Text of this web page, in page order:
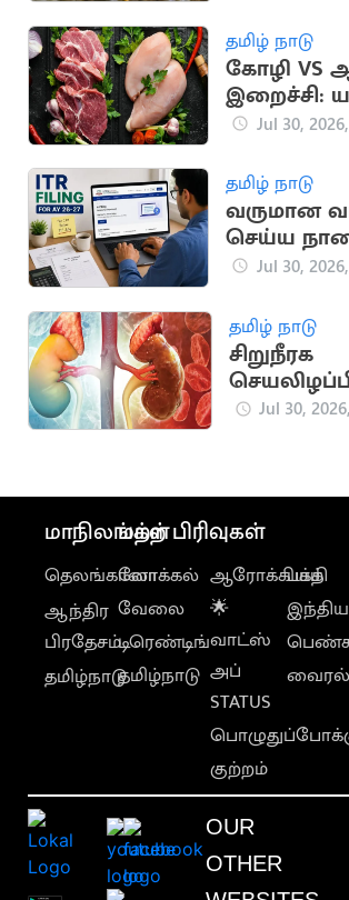
தமிழ் நாடு
கோழி VS
இறைச்சி:
எந்தJul 30,
தமிழ் நாடு
வருமான
செய்ய
31) கடைசி
Jul 30,
தமிழ் நாடு
சிறுநீரக
ஆபத்தான
Jul 30,
மாநிலங்கள்
தெலங்கானா
ஆந்திர
பிரதேசம்
தமிழ்நாடு
மற்ற பிரிவுகள்
லோக்கல்
வேலை
டிரெண்டிங்
தமிழ்நாடு
ஆரோக்கியம்
🌟
வாட்ஸ்
அப்
STATUS
குற்றம்
பக்தி
வைரல்
OUR
OTHER